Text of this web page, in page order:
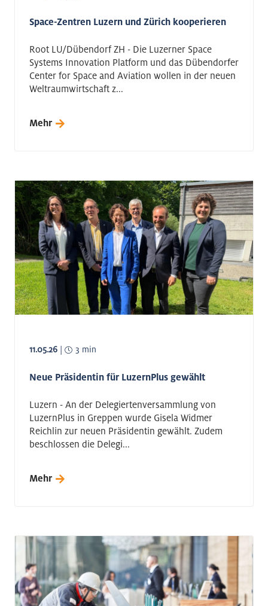
Space-Zentren Luzern und Zürich kooperieren
Root LU/Dübendorf ZH - Die Luzerner Space
Systems Innovation Platform und das Dübendorfer
Center for Space and Aviation wollen in der neuen
Weltraumwirtschaft z...
Mehr
11.05.26 | 3 min
Neue Präsidentin für LuzernPlus gewählt
Luzern - An der Delegiertenversammlung von
LuzernPlus in Greppen wurde Gisela Widmer
Reichlin zur neuen Präsidentin gewählt. Zudem
beschlossen die Delegi...
Mehr